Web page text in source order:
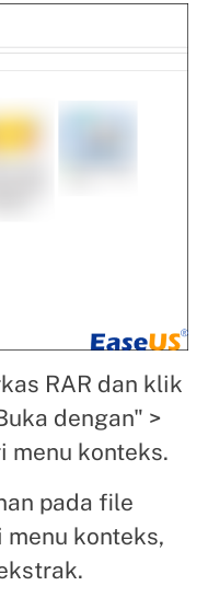
RAR dan klik
dengan" >
menu konteks.
pada file
menu konteks,